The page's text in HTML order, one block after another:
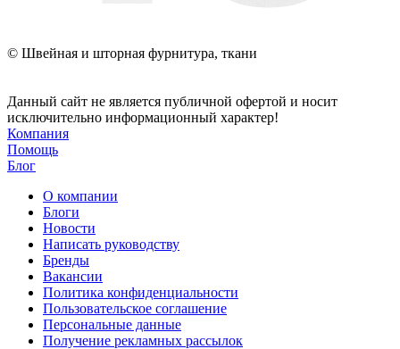
© Швейная и шторная фурнитура, ткани
Данный сайт не является публичной офертой и носит
исключительно информационный характер!
Компания
Помощь
Блог
О компании
Блоги
Новости
Написать руководству
Бренды
Вакансии
Политика конфиденциальности
Пользовательское соглашение
Персональные данные
Получение рекламных рассылок